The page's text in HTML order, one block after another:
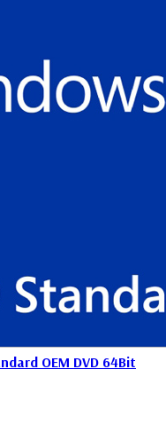
OEM DVD 64Bit